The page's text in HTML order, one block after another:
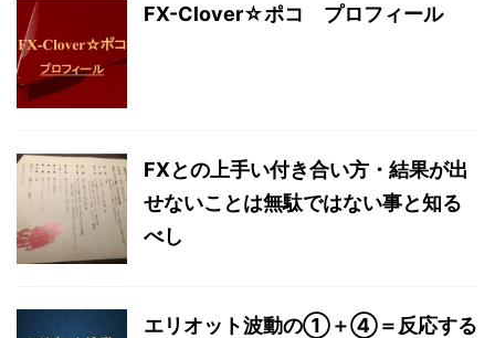
FX-Clover☆ポコ プロフィール
FXとの上手い付き合い方・結果が出
せないことは無駄ではない事と知る
べし
エリオット波動の①＋④＝反応する